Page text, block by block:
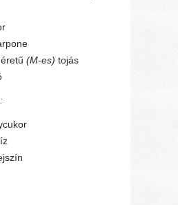
(M-es) tojás